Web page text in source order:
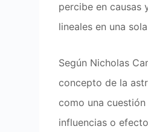
percibe en causas
lineales en una
Según Nicholas
concepto de la
como una cuestión
influencias o